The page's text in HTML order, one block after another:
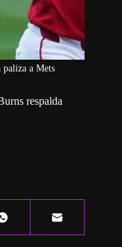
paliza a Mets
respalda